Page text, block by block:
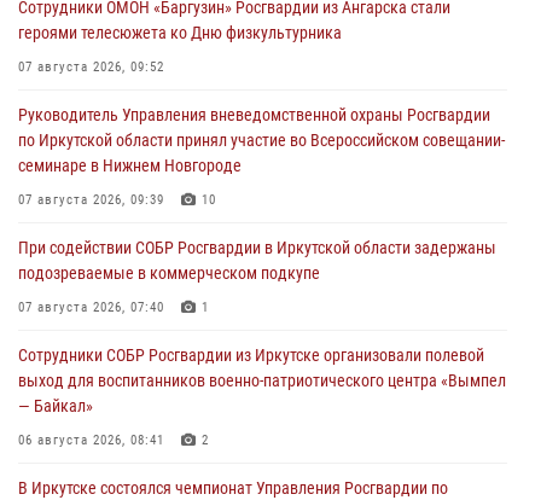
Сотрудники ОМОН «Баргузин» Росгвардии из Ангарска стали
героями телесюжета ко Дню физкультурника
07 августа 2026, 09:52
Руководитель Управления вневедомственной охраны Росгвардии
по Иркутской области принял участие во Всероссийском совещании-
семинаре в Нижнем Новгороде
07 августа 2026, 09:39 10
При содействии СОБР Росгвардии в Иркутской области задержаны
подозреваемые в коммерческом подкупе
07 августа 2026, 07:40 1
Сотрудники СОБР Росгвардии из Иркутске организовали полевой
выход для воспитанников военно-патриотического центра «Вымпел
— Байкал»
06 августа 2026, 08:41 2
В Иркутске состоялся чемпионат Управления Росгвардии по